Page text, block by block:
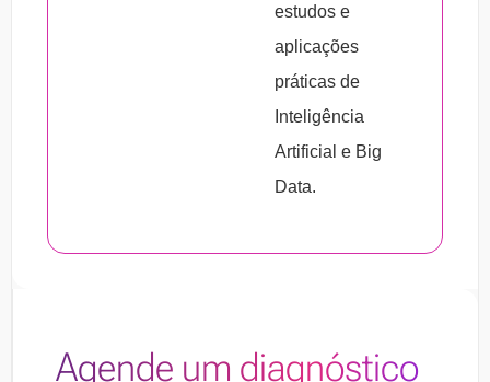
estudos e
aplicações
práticas de
Inteligência
Artificial e Big
Data.
Agende um diagnóstico